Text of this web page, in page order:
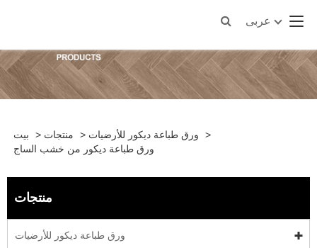
عربى
بيت > منتجات > ورق طباعة ديكور للأرضيات
>
ورق طباعة ديكور من خشب الساج
منتجات
ورق طباعة ديكور للأرضيات